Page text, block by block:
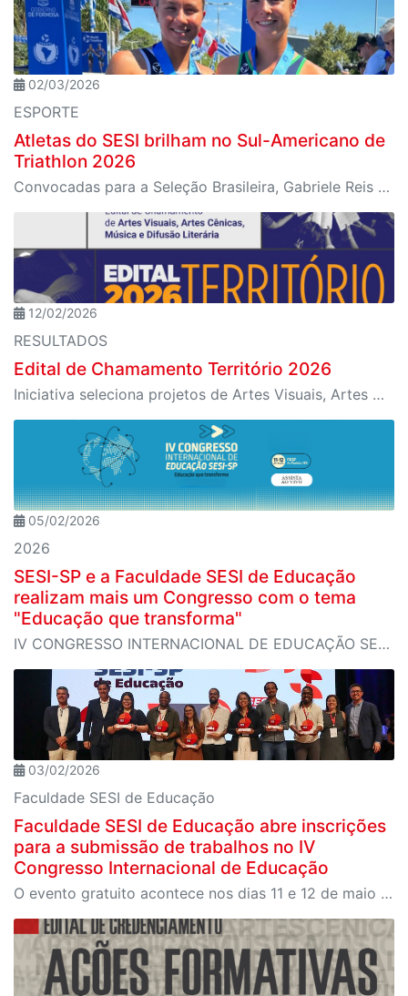
02/03/2026
ESPORTE
Atletas do SESI brilham no Sul-Americano de
Triathlon 2026
Convocadas para a Seleção Brasileira, Gabriele Reis e Maria Luiza Simão conquistam ouro e prata em Formosa, na Argentina
12/02/2026
RESULTADOS
Edital de Chamamento Território 2026
Iniciativa seleciona projetos de Artes Visuais, Artes Cênicas, Música e Difusão Literária para ocupação dos espaços culturais da instituição em diferentes regiões de São Paulo
05/02/2026
2026
SESI-SP e a Faculdade SESI de Educação
realizam mais um Congresso com o tema
"Educação que transforma"
IV CONGRESSO INTERNACIONAL DE EDUCAÇÃO SESI-SP
03/02/2026
Faculdade SESI de Educação
Faculdade SESI de Educação abre inscrições
para a submissão de trabalhos no IV
Congresso Internacional de Educação
O evento gratuito acontece nos dias 11 e 12 de maio e reunirá especialistas em torno do tema “Educação que Transforma”. As vagas para participação presencial são limitadas, e a submissão de trabalhos pode ser feita até 31 de março